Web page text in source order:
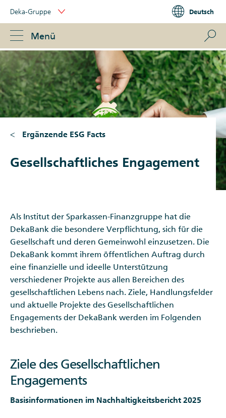
Links
Navigation
Portal
Navigation
Deka-Gruppe Deutsch
Menü
Ergänzende ESG Facts
Gesellschaftliches Engagement
Als Institut der Sparkassen-Finanzgruppe hat die
DekaBank die besondere Verpflichtung, sich für die
Gesellschaft und deren Gemeinwohl einzusetzen. Die
DekaBank kommt ihrem öffentlichen Auftrag durch
eine finanzielle und ideelle Unterstützung
verschiedener Projekte aus allen Bereichen des
gesellschaftlichen Lebens nach. Ziele, Handlungsfelder
und aktuelle Projekte des Gesellschaftlichen
Engagements der DekaBank werden im Folgenden
beschrieben.
Ziele des Gesellschaftlichen
Engagements
Basisinformationen im Nachhaltigkeitsbericht 2025